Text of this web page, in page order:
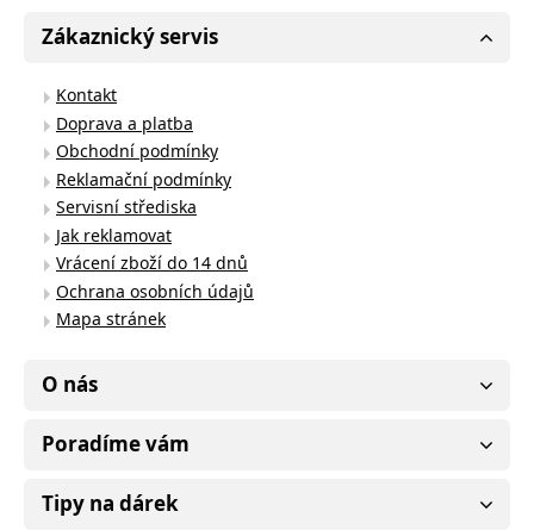
Zákaznický servis
Kontakt
Doprava a platba
Obchodní podmínky
Reklamační podmínky
Servisní střediska
Jak reklamovat
Vrácení zboží do 14 dnů
Ochrana osobních údajů
Mapa stránek
O nás
Poradíme vám
Tipy na dárek